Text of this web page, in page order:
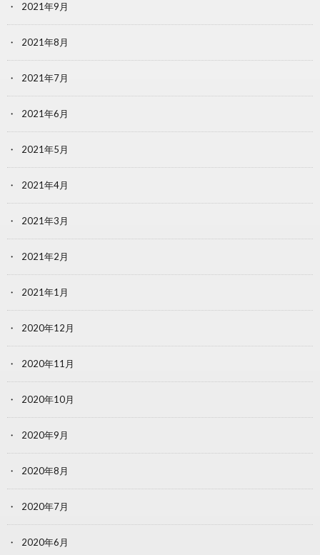
2021年9月
2021年8月
2021年7月
2021年6月
2021年5月
2021年4月
2021年3月
2021年2月
2021年1月
2020年12月
2020年11月
2020年10月
2020年9月
2020年8月
2020年7月
2020年6月